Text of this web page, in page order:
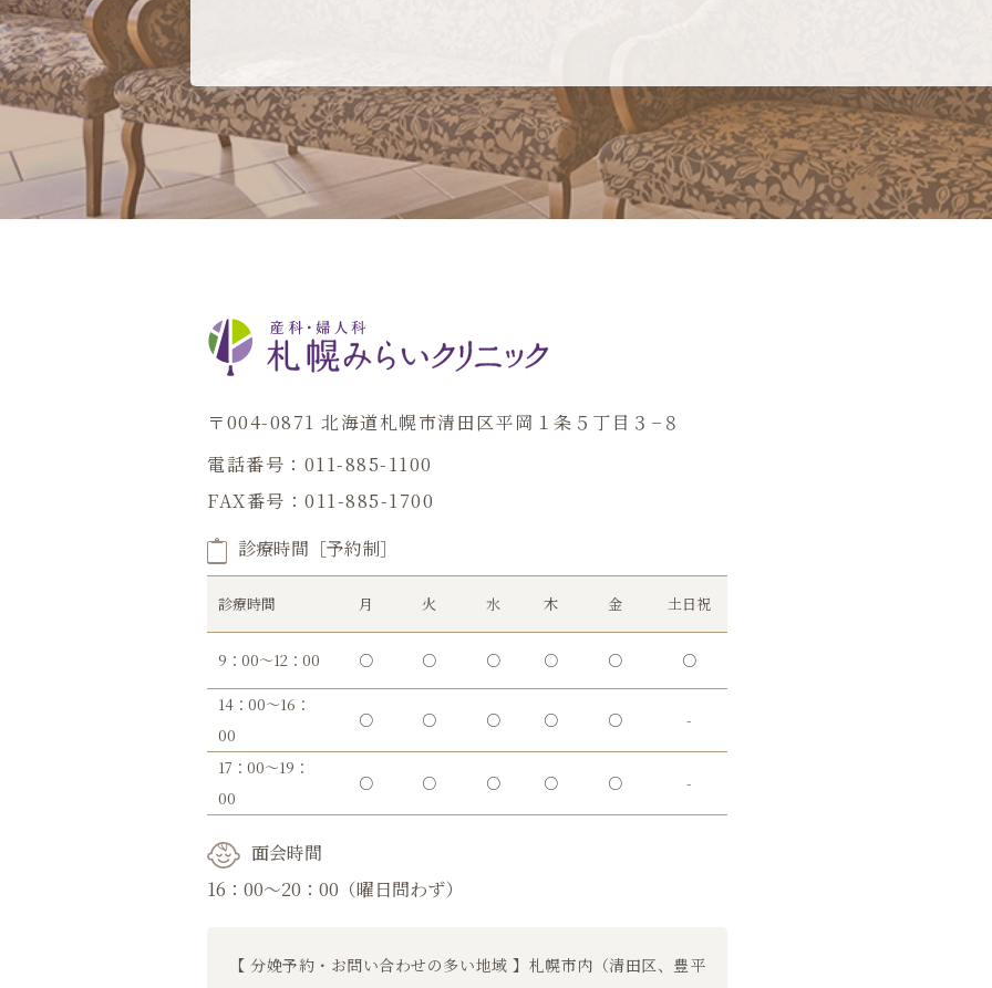
〒004-0871 北海道札幌市清田区平岡１条５丁目３−８
電話番号：011-885-1100
FAX番号：011-885-1700
診療時間［予約制］
診療時間 月 火 水 木 金 土日祝
9：00～12：00 ○ ○ ○ ○ ○ ○
14：00～16：
00
○ ○ ○ ○ ○ -
17：00～19：
00
○ ○ ○ ○ ○ -
面会時間
16：00～20：00（曜日問わず）
【 分娩予約・お問い合わせの多い地域 】札幌市内（清田区、豊平